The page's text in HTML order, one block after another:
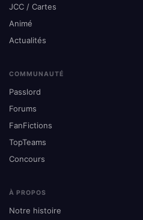
JCC / Cartes
Animé
Actualités
COMMUNAUTÉ
Passlord
Forums
FanFictions
TopTeams
Concours
À PROPOS
Notre histoire